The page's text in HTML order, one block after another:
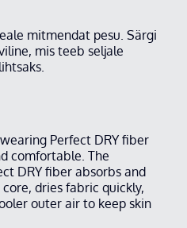
mitmendat pesu. Särgi
mis teeb seljale
Perfect DRY fiber
comfortable. The
DRY fiber absorbs and
dries fabric quickly,
outer air to keep skin